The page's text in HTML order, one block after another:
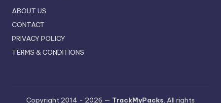
ABOUT US
CONTACT
PRIVACY POLICY
TERMS & CONDITIONS
Copyright 2014 - 2026 — TrackMyPacks. All rights